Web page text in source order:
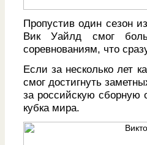
Пропустив один сезон
Вик Уайлд смог
соревнованиям, что
Если за несколько лет
смог достигнуть
за российскую сборную
кубка мира.